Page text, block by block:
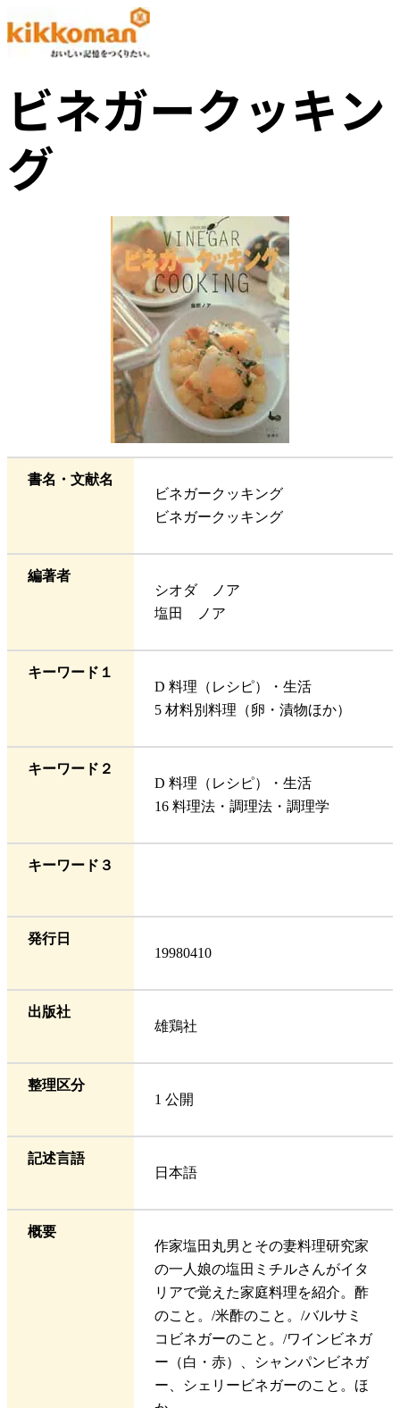
ビネガークッキン
グ
書名・文献名
ビネガークッキング
ビネガークッキング
編著者
シオダ ノア
塩田 ノア
キーワード１
D 料理（レシピ）・生活
5 材料別料理（卵・漬物ほか）
キーワード２
D 料理（レシピ）・生活
16 料理法・調理法・調理学
キーワード３
発行日
19980410
出版社
雄鶏社
整理区分
1 公開
記述言語
日本語
概要
作家塩田丸男とその妻料理研究家
の一人娘の塩田ミチルさんがイタ
リアで覚えた家庭料理を紹介。酢
のこと。/米酢のこと。/バルサミ
コビネガーのこと。/ワインビネガ
ー（白・赤）、シャンパンビネガ
ー、シェリービネガーのこと。ほ